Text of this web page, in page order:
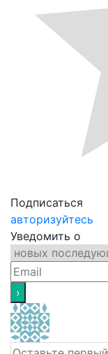
Подписаться
авторизуйтесь
Уведомить о